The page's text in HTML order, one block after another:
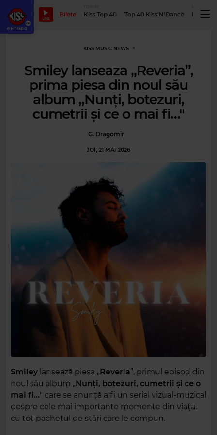
LIVE
Bilete Kiss Top 40 Top 40 Kiss'N'Dance
KISS MUSIC NEWS
Smiley lanseaza „Reveria”,
prima piesa din noul său
album „Nunți, botezuri,
cumetrii și ce o mai fi…"
G. Dragomir
JOI, 21 MAI 2026
Smiley lansează piesa „ Reveria”, primul episod din
noul său album „ Nunți, botezuri, cumetrii și ce o
mai fi…" care se anunță a fi un serial vizual-muzical
despre cele mai importante momente din viață,
cu tot pachetul de stări care le compun.